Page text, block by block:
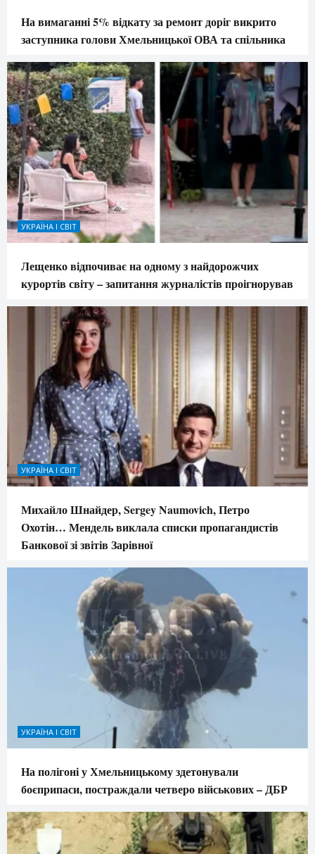
На вимаганні 5% відкату за ремонт доріг викрито
заступника голови Хмельницької ОВА та спільника
УКРАЇНА І СВІТ
Лещенко відпочиває на одному з найдорожчих
курортів світу – запитання журналістів проігнорував
УКРАЇНА І СВІТ
Михайло Шнайдер, Sergey Naumovich, Петро
Охотін… Мендель виклала списки пропагандистів
Банкової зі звітів Зарівної
УКРАЇНА І СВІТ
На полігоні у Хмельницькому здетонували
боєприпаси, постраждали четверо військових – ДБР